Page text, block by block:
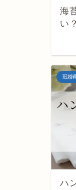
海
い
冠婚
ハ